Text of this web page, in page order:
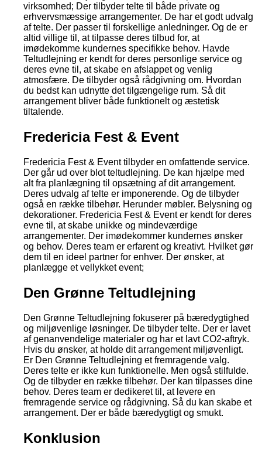
virksomhed; Der tilbyder telte til både private og
erhvervsmæssige arrangementer. De har et godt udvalg
af telte. Der passer til forskellige anledninger. Og de er
altid villige til, at tilpasse deres tilbud for, at
imødekomme kundernes specifikke behov. Havde
Teltudlejning er kendt for deres personlige service og
deres evne til, at skabe en afslappet og venlig
atmosfære. De tilbyder også rådgivning om. Hvordan
du bedst kan udnytte det tilgængelige rum. Så dit
arrangement bliver både funktionelt og æstetisk
tiltalende.
Fredericia Fest & Event
Fredericia Fest & Event tilbyder en omfattende service.
Der går ud over blot teltudlejning. De kan hjælpe med
alt fra planlægning til opsætning af dit arrangement.
Deres udvalg af telte er imponerende. Og de tilbyder
også en række tilbehør. Herunder møbler. Belysning og
dekorationer. Fredericia Fest & Event er kendt for deres
evne til, at skabe unikke og mindeværdige
arrangementer. Der imødekommer kundernes ønsker
og behov. Deres team er erfarent og kreativt. Hvilket gør
dem til en ideel partner for enhver. Der ønsker, at
planlægge et vellykket event;
Den Grønne Teltudlejning
Den Grønne Teltudlejning fokuserer på bæredygtighed
og miljøvenlige løsninger. De tilbyder telte. Der er lavet
af genanvendelige materialer og har et lavt CO2-aftryk.
Hvis du ønsker, at holde dit arrangement miljøvenligt.
Er Den Grønne Teltudlejning et fremragende valg.
Deres telte er ikke kun funktionelle. Men også stilfulde.
Og de tilbyder en række tilbehør. Der kan tilpasses dine
behov. Deres team er dedikeret til, at levere en
fremragende service og rådgivning. Så du kan skabe et
arrangement. Der er både bæredygtigt og smukt.
Konklusion